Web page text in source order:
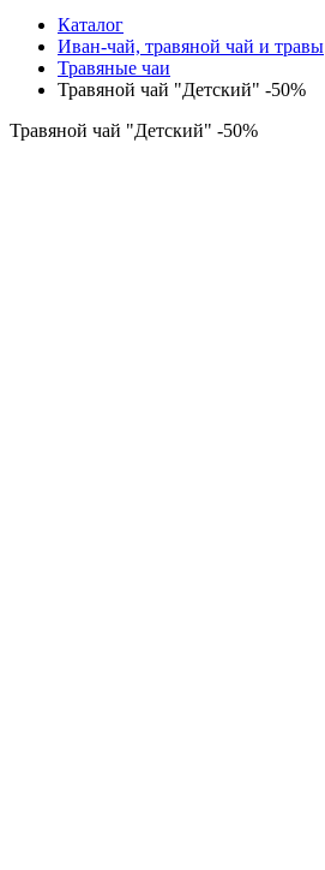
Каталог
Иван-чай, травяной чай и травы
Травяные чаи
Травяной чай "Детский" -50%
Травяной чай "Детский" -50%